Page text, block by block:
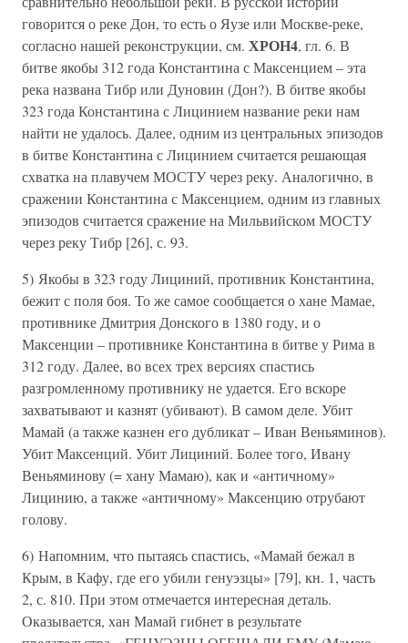
говорится о реке Дон, то есть о Яузе или Москве-реке,
согласно нашей реконструкции, см. ХРОН4, гл. 6. В
битве якобы 312 года Константина с Максенцием – эта
река названа Тибр или Дуновин (Дон?). В битве якобы
323 года Константина с Лицинием название реки нам
найти не удалось. Далее, одним из центральных эпизодов
в битве Константина с Лицинием считается решающая
схватка на плавучем МОСТУ через реку. Аналогично, в
сражении Константина с Максенцием, одним из главных
эпизодов считается сражение на Мильвийском МОСТУ
через реку Тибр [26], с. 93.
5) Якобы в 323 году Лициний, противник Константина,
бежит с поля боя. То же самое сообщается о хане Мамае,
противнике Дмитрия Донского в 1380 году, и о
Максенции – противнике Константина в битве у Рима в
312 году. Далее, во всех трех версиях спастись
разгромленному противнику не удается. Его вскоре
захватывают и казнят (убивают). В самом деле. Убит
Мамай (а также казнен его дубликат – Иван Веньяминов).
Убит Максенций. Убит Лициний. Более того, Ивану
Веньяминову (= хану Мамаю), как и «античному»
Лицинию, а также «античному» Максенцию отрубают
голову.
6) Напомним, что пытаясь спастись, «Мамай бежал в
Крым, в Кафу, где его убили генуэзцы» [79], кн. 1, часть
2, с. 810. При этом отмечается интересная деталь.
Оказывается, хан Мамай гибнет в результате